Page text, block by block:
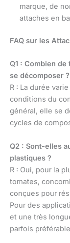
marque, de
attaches en
FAQ sur les
Q1 : Combien
se décomposer ?
R : La durée
conditions du
général, elle se
cycles de
Q2 : Sont-elles
plastiques ?
R : Oui, pour la
tomates,
conçues pour
Pour des
et une très
parfois